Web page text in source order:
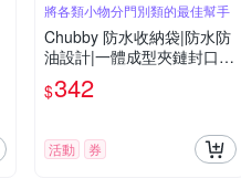
將各類小物分門別類的最佳幫手
Chubby 防水收納袋|防水防
油設計|一體成型夾鏈封口|
多尺寸選擇|易清潔、耐用|
外出好幫手
$342
活動 券